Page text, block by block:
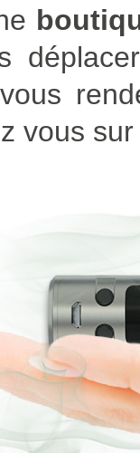
vous